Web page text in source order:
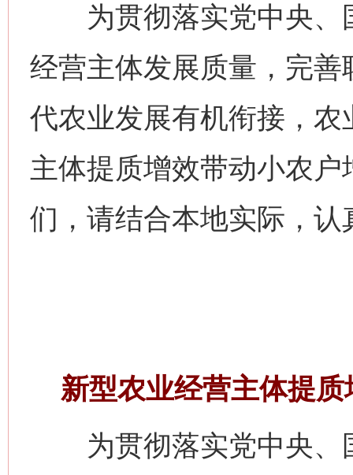
为贯彻落实党中央、
经营主体发展质量，完
代农业发展有机衔接，
主体提质增效带动小农
们，请结合本地实际，认
新型农业经营主体提
为贯彻落实党中央、